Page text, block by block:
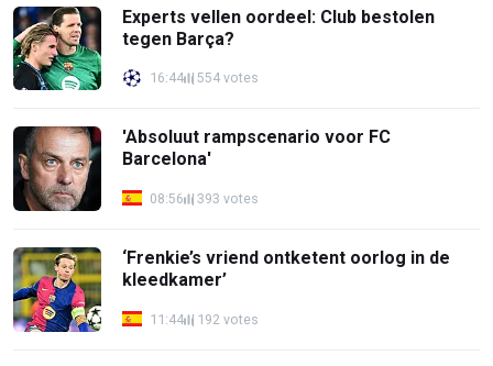
Experts vellen oordeel: Club bestolen
tegen Barça?
16:44 554 votes
'Absoluut rampscenario voor FC
Barcelona'
08:56 393 votes
‘Frenkie’s vriend ontketent oorlog in de
kleedkamer’
11:44 192 votes